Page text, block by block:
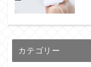
カテゴリー